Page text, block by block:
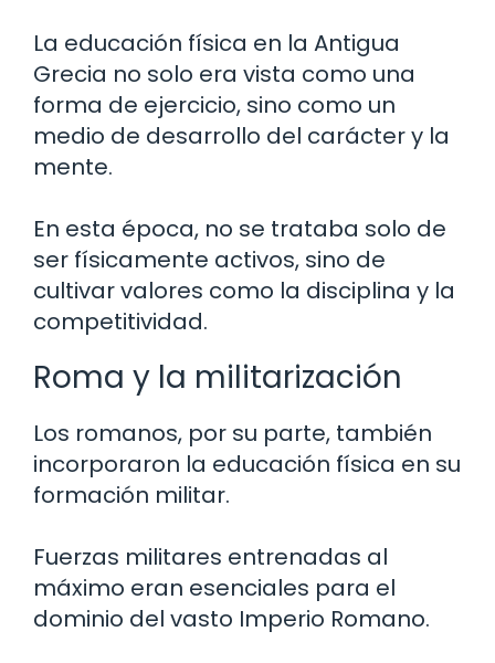
La educación física en la Antigua
Grecia no solo era vista como una
forma de ejercicio, sino como un
medio de desarrollo del carácter y la
mente.
En esta época, no se trataba solo de
ser físicamente activos, sino de
cultivar valores como la disciplina y la
competitividad.
Roma y la militarización
Los romanos, por su parte, también
incorporaron la educación física en su
formación militar.
Fuerzas militares entrenadas al
máximo eran esenciales para el
dominio del vasto Imperio Romano.